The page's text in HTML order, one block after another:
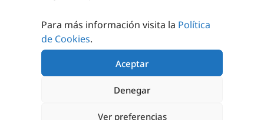
Para más información visita la Política
de Cookies.
Aceptar
Denegar
Ver preferencias
¿NECESITAS ASESORAMIENTO
en el sector.